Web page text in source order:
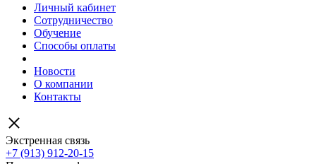
Личный кабинет
Сотрудничество
Обучение
Способы оплаты
Новости
О компании
Контакты
Экстренная связь
+7 (913) 912-20-15